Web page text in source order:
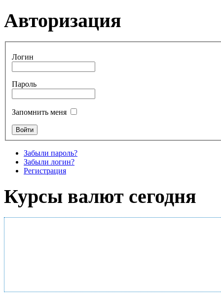
Авторизация
Логин
Пароль
Запомнить меня
Забыли пароль?
Забыли логин?
Регистрация
Курсы валют сегодня